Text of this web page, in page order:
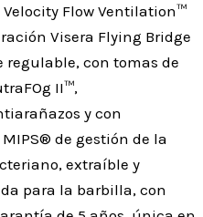
Flow Ventilation™
Visera Flying Bridge
con tomas de
II™,
y con
de gestión de la
extraíble y
para la barbilla, con